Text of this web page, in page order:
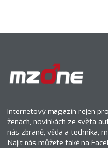
Internetový magazín nejen
ženách, novinkách ze světa
nás zbraně, věda a technika,
Najít nás můžete také na